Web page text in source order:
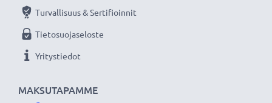
MAKSUTAPAMME
Turvallisuus & Sertifioinnit
Tietosuojaseloste
Yritystiedot